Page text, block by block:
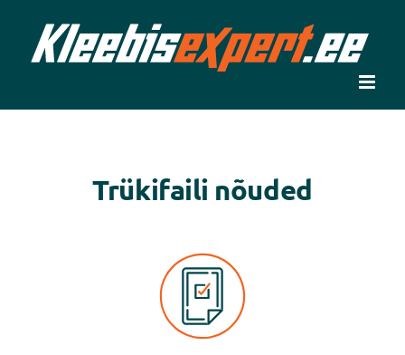
content
Trükifaili nõuded